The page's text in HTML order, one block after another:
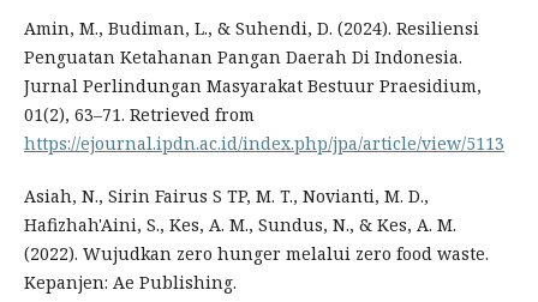
Amin, M., Budiman, L., & Suhendi, D. (2024). Resiliensi
Penguatan Ketahanan Pangan Daerah Di Indonesia.
Jurnal Perlindungan Masyarakat Bestuur Praesidium,
01(2), 63–71. Retrieved from
https://ejournal.ipdn.ac.id/index.php/jpa/article/view/5113
Asiah, N., Sirin Fairus S TP, M. T., Novianti, M. D.,
Hafizhah'Aini, S., Kes, A. M., Sundus, N., & Kes, A. M.
(2022). Wujudkan zero hunger melalui zero food waste.
Kepanjen: Ae Publishing.